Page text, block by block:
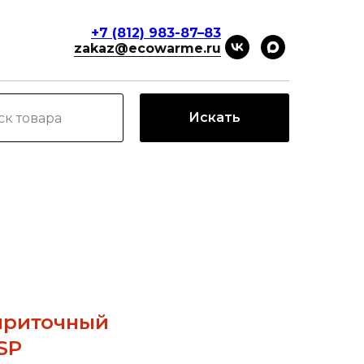
+7 (812) 983-87–83
zakaz@ecowarme.ru
Искать